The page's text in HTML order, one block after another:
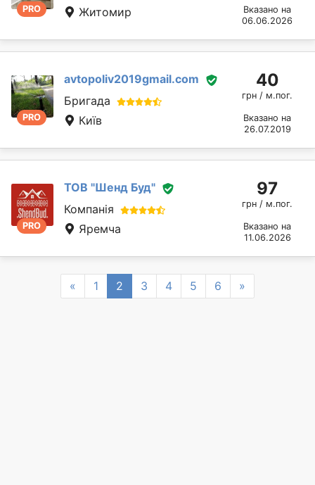
PRO Житомир
Вказано на
06.06.2026
PRO
avtopoliv2019gmail.com
Бригада
Київ
40
грн / м.пог.
Вказано на
26.07.2019
PRO
ТОВ "Шенд Буд"
Компанія
Яремча
97
грн / м.пог.
Вказано на
11.06.2026
« Previous
1 2 3 4 5 6 »